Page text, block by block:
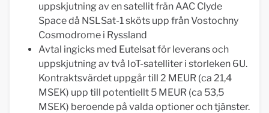
uppskjutning av en satellit från AAC Clyde
Space då NSLSat-1 sköts upp från Vostochny
Cosmodrome i Ryssland
Avtal ingicks med Eutelsat för leverans och
uppskjutning av två IoT-satelliter i storleken 6U.
Kontraktsvärdet uppgår till 2 MEUR (ca 21,4
MSEK) upp till potentiellt 5 MEUR (ca 53,5
MSEK) beroende på valda optioner och tjänster.